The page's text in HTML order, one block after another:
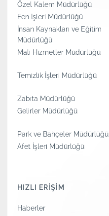
Özel Kalem Müdürlüğü
Fen İşleri Müdürlüğü
İnsan Kaynakları ve Eğitim
Müdürlüğü
Mali Hizmetler Müdürlüğü
Temizlik İşleri Müdürlüğü
Zabıta Müdürlüğü
Gelirler Müdürlüğü
Park ve Bahçeler Müdürlüğü
Afet İşleri Müdürlüğü
HIZLI ERİŞİM
Haberler